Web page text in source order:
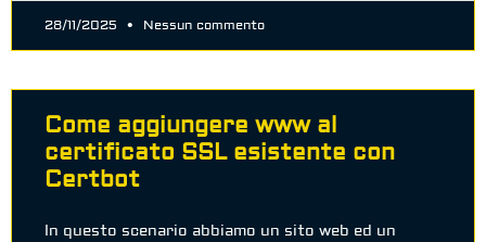
28/11/2025 Nessun commento
Come aggiungere www al
certificato SSL esistente con
Certbot
In questo scenario abbiamo un sito web ed un